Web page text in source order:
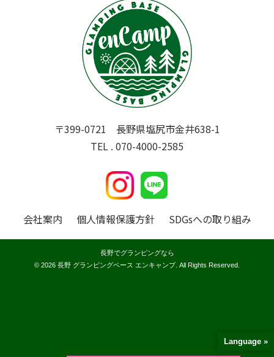
〒399-0721 長野県塩尻市金井638-1
TEL . 070-4000-2585
会社案内 個人情報保護方針 SDGsへの取り組み
長野でグランピングなら
© 2026 長野 グランピングベース エンキャンプ. All Rights Reserved.
Language »